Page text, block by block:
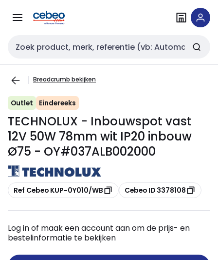
naar
naar
Zoekveld invoer
Breadcrumb bekijken
Outlet Eindereeks
TECHNOLUX - Inbouwspot vast
12V 50W 78mm wit IP20 inbouw
Ø75 - OY#037ALB002000
Kopiëren
Ref Cebeo KUP-0Y010/WB Kopiëren
Cebeo ID 3378108
Log in of maak een account aan om de prijs- en
bestelinformatie te bekijken